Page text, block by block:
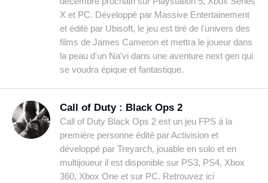
X et PC. Développé par Massive Entertainement
et édité par Ubisoft, le jeu est tiré de l'univers des
films de James Cameron et mettra le joueur dans
la peau d'un Na'vi dans une aventure next gen qui
se voudra épique et fantastique.
Call of Duty : Black Ops 2
Call of Duty Black Ops 2 est un jeu FPS à la
première personne édité par Activision et
développé par Treyarch, jouable en solo et en
multijoueur il est disponible sur PS3, PS4, Xbox
360, Xbox One et sur PC. Retrouvez ici